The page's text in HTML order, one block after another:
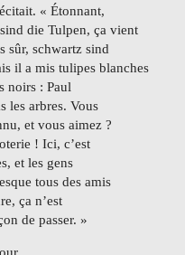
« Étonnant,
die Tulpen, ça vient
sûr, schwartz sind
il a mis tulipes blanches
noirs : Paul
les arbres. Vous
et vous aimez ?
! Ici, c’est
et les gens
tous des amis
ça n’est
de passer. »